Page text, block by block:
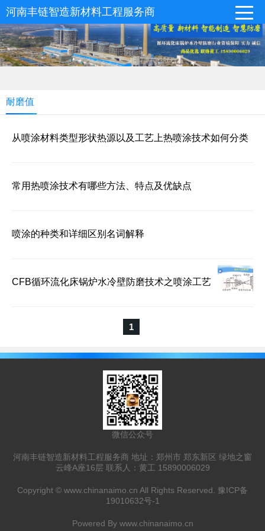
河南丰链智造新材料工程服务商
耐磨值
从喷涂材料类型形状热源以及工艺上热喷涂技术如何分类
常用热喷涂技术有哪些方法、特点及优缺点
喷涂的种类和详细区别名词解释
CFB循环流化床锅炉水冷壁防磨技术之喷涂工艺
1
微信公众号
河南丰链智造新材料工程服务商 地址：郑州市 郑东新区 绿地之窗
云峰A座16层 联系人：黄工 15890006029
Copyright © www.chinanaimo.cn All Rights Reserved. 豫ICP备
19010632号-1
Powered By www.chinanaimo.cn